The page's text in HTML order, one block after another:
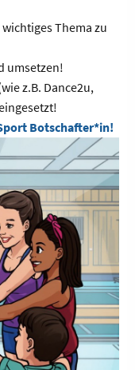
Thema zu
umsetzen!
z.B. Dance2u,
Botschafter*in!